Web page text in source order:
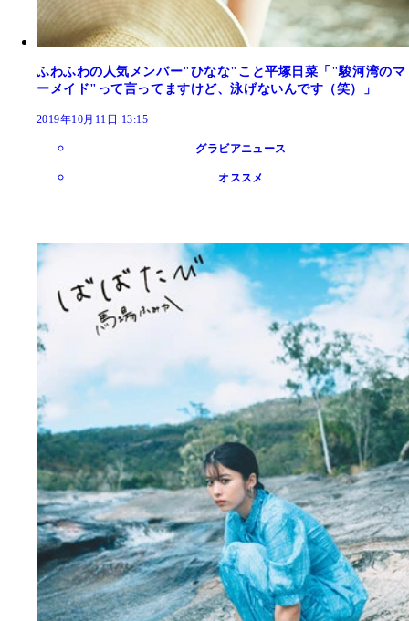
ふわふわの人気メンバー"ひなな"こと平塚日菜「"駿河湾のマ
ーメイド"って言ってますけど、泳げないんです（笑）」
2019年10月11日 13:15
グラビアニュース
オススメ